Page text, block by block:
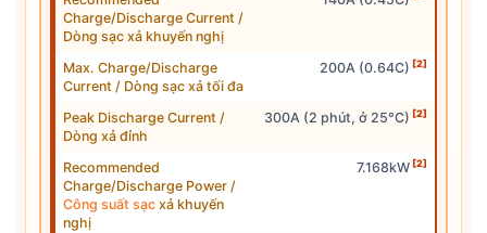
Charge/Discharge Current /
Dòng sạc xả khuyến nghị
Max. Charge/Discharge
Current / Dòng sạc xả tối đa
200A (0.64C) [2]
Peak Discharge Current /
Dòng xả đỉnh
300A (2 phút, ở 25°C) [2]
Recommended
Charge/Discharge Power /
Công suất sạc xả khuyến
nghị
7.168kW [2]